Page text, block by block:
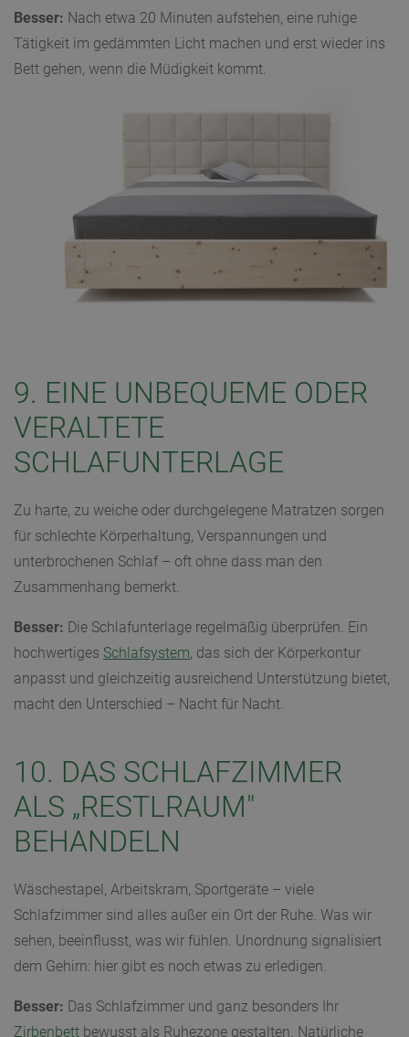
Besser: Nach etwa 20 Minuten aufstehen, eine ruhige
Tätigkeit im gedämmten Licht machen und erst wieder ins
Bett gehen, wenn die Müdigkeit kommt.
9. EINE UNBEQUEME ODER
VERALTETE
SCHLAFUNTERLAGE
Zu harte, zu weiche oder durchgelegene Matratzen sorgen
für schlechte Körperhaltung, Verspannungen und
unterbrochenen Schlaf – oft ohne dass man den
Zusammenhang bemerkt.
Besser: Die Schlafunterlage regelmäßig überprüfen. Ein
hochwertiges Schlafsystem, das sich der Körperkontur
anpasst und gleichzeitig ausreichend Unterstützung bietet,
macht den Unterschied – Nacht für Nacht.
10. DAS SCHLAFZIMMER
ALS „RESTLRAUM"
BEHANDELN
Wäschestapel, Arbeitskram, Sportgeräte – viele
Schlafzimmer sind alles außer ein Ort der Ruhe. Was wir
sehen, beeinflusst, was wir fühlen. Unordnung signalisiert
dem Gehirn: hier gibt es noch etwas zu erledigen.
Besser: Das Schlafzimmer und ganz besonders Ihr
Zirbenbett bewusst als Ruhezone gestalten. Natürliche